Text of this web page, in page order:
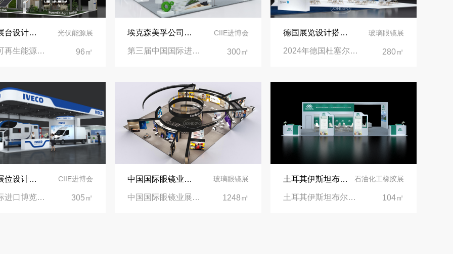
看得见的品质：人民网对中励展览的采访报道 拓展新市场：不得不学的境外展览会参展指南
意大利展台设计搭建-保威新能源在意大利里米尼会展中心推出最新产品-中励展览设计策划公司 光伏能源展
意大利可再生能源展览会|意大利里米尼会展中心 96㎡
埃克森美孚公司在第三届进博会上展示非凡的展台搭建设计 CIIE进博会
第三届中国国际进口博览会|国家会展中心 300㎡
德国展览设计搭建 | 见证精工登场玻璃工业展览会 Glasstec 2024 玻璃眼镜展
2024年德国杜塞尔多夫玻璃工业展览会Glasstec|德国杜塞尔多夫会展中心 280㎡
依维柯展位设计在第二届进博会上吸引万千瞩目 CIIE进博会
中国国际进口博览会CIIE|上海国家会展中心 305㎡
中国国际眼镜业展览会（SIOF）‌展台设计搭建-眼镜业巨头依视路陆逊梯卡 玻璃眼镜展
中国国际眼镜业展览会|上海新国际博览中心‌ 1248㎡
土耳其伊斯坦布尔展台设计丨美思德创新产品，打造聚氨酯行业标杆 石油化工橡胶展
土耳其伊斯坦布尔聚氨酯展Putech Eurasia|土耳其国际会展中心 104㎡